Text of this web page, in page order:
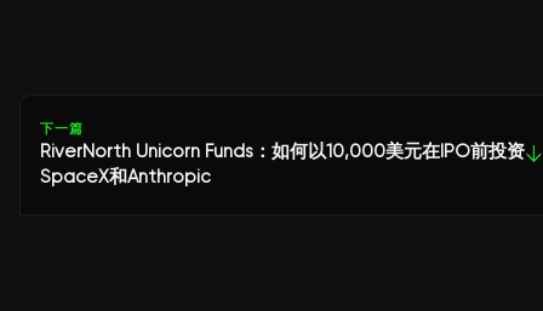
下一篇
RiverNorth Unicorn Funds：如何以10,000美元在IPO前投资
SpaceX和Anthropic
↓